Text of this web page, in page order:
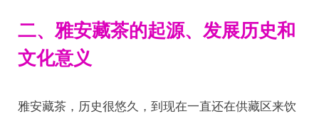
二、雅安藏茶的起源、发展历史和
文化意义
雅安藏茶，历史很悠久，到现在一直还在供藏区来饮